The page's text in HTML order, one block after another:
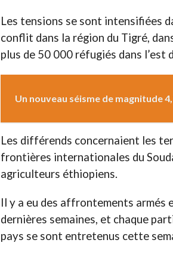
Les tensions se sont intensifiées
conflit dans la région du Tigré,
plus de 50 000 réfugiés dans l’est
Un nouveau séisme de magnitude
Les différends concernaient les
frontières internationales du
agriculteurs éthiopiens.
Il y a eu des affrontements armés
dernières semaines, et chaque
pays se sont entretenus cette